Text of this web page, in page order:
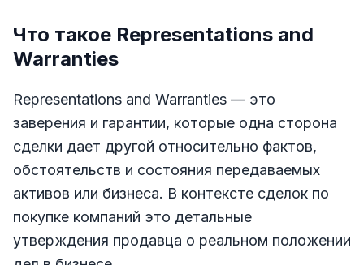
Что такое Representations and
Warranties
Representations and Warranties — это
заверения и гарантии, которые одна сторона
сделки дает другой относительно фактов,
обстоятельств и состояния передаваемых
активов или бизнеса. В контексте сделок по
покупке компаний это детальные
утверждения продавца о реальном положении